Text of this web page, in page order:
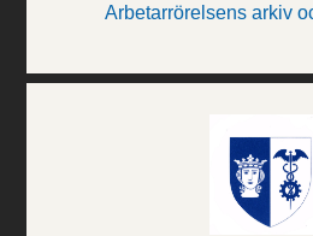
Arbetarrörelsens arkiv